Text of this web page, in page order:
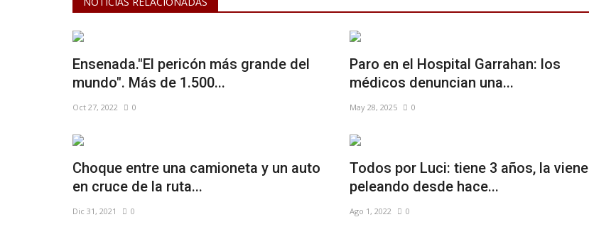
Ensenada."El pericón más grande del
mundo". Más de 1.500...
Oct 27, 2022 0
Paro en el Hospital Garrahan: los
médicos denuncian una...
May 28, 2025 0
Choque entre una camioneta y un auto
en cruce de la ruta...
Dic 31, 2021 0
Todos por Luci: tiene 3 años, la viene
peleando desde hace...
Ago 1, 2022 0